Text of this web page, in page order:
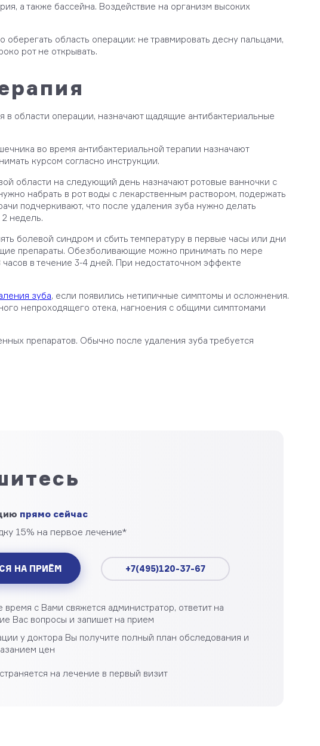
а также бассейна. Воздействие на организм высоких
область операции: не травмировать десну пальцами,
рот не открывать.
области операции, назначают щадящие антибактериальные
во время антибактериальной терапии назначают
курсом согласно инструкции.
области на следующий день назначают ротовые ванночки с
набрать в рот воды с лекарственным раствором, подержать
подчеркивают, что после удаления зуба нужно делать
недель.
болевой синдром и сбить температуру в первые часы или дни
препараты. Обезболивающие можно принимать по мере
в течение 3-4 дней. При недостаточном эффекте
зуба, если появились нетипичные симптомы и осложнения.
непроходящего отека, нагноения с общими симптомами
препаратов. Обычно после удаления зуба требуется
прямо сейчас
15% на первое лечение*
НА ПРИЁМ +7(495)120-37-67
с Вами свяжется администратор, ответит на
Вас вопросы и запишет на прием
у доктора Вы получите полный план обследования и
цен
на лечение в первый визит